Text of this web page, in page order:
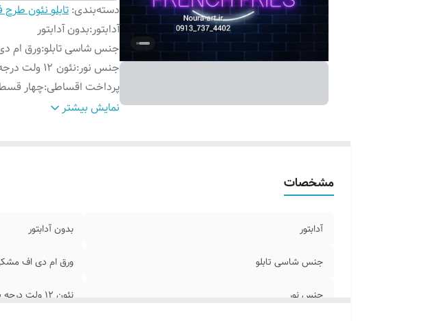
دسته‌بندی: تابلو نئون
آدابتور:بدون آدابتور
جنس شاسی تابلو:ورق ام
جنس نور:نئون ۱۲ ولت درجه یک
پرداخت اقساطی:چهار
روش نصب کردن
نمایش بیشتر
مشخصات
آدابتور بدون آدابتور
جنس شاسی تابلو ورق ام دی اف
جنس نور نئون ۱۲ ولت درجه یک